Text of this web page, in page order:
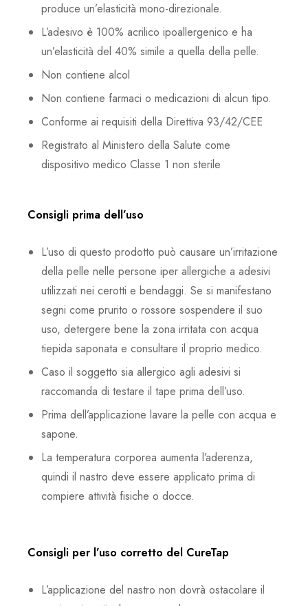
produce un’elasticità mono-direzionale.
L’adesivo è 100% acrilico ipoallergenico e ha
un’elasticità del 40% simile a quella della pelle.
Non contiene alcol
Non contiene farmaci o medicazioni di alcun tipo.
Conforme ai requisiti della Direttiva 93/42/CEE
Registrato al Ministero della Salute come
dispositivo medico Classe 1 non sterile
Consigli prima dell’uso
L’uso di questo prodotto può causare un’irritazione
della pelle nelle persone iper allergiche a adesivi
utilizzati nei cerotti e bendaggi. Se si manifestano
segni come prurito o rossore sospendere il suo
uso, detergere bene la zona irritata con acqua
tiepida saponata e consultare il proprio medico.
Caso il soggetto sia allergico agli adesivi si
raccomanda di testare il tape prima dell’uso.
Prima dell’applicazione lavare la pelle con acqua e
sapone.
La temperatura corporea aumenta l’aderenza,
quindi il nastro deve essere applicato prima di
compiere attività fisiche o docce.
Consigli per l’uso corretto del CureTap
L’applicazione del nastro non dovrà ostacolare il